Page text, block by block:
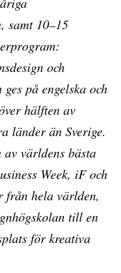
samt 10–15
och
på engelska och
hälften av
länder än Sverige.
världens bästa
Week, iF och
från hela världen,
till en
för kreativa